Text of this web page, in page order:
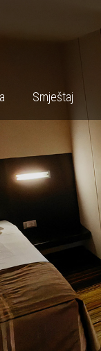
Smještaj